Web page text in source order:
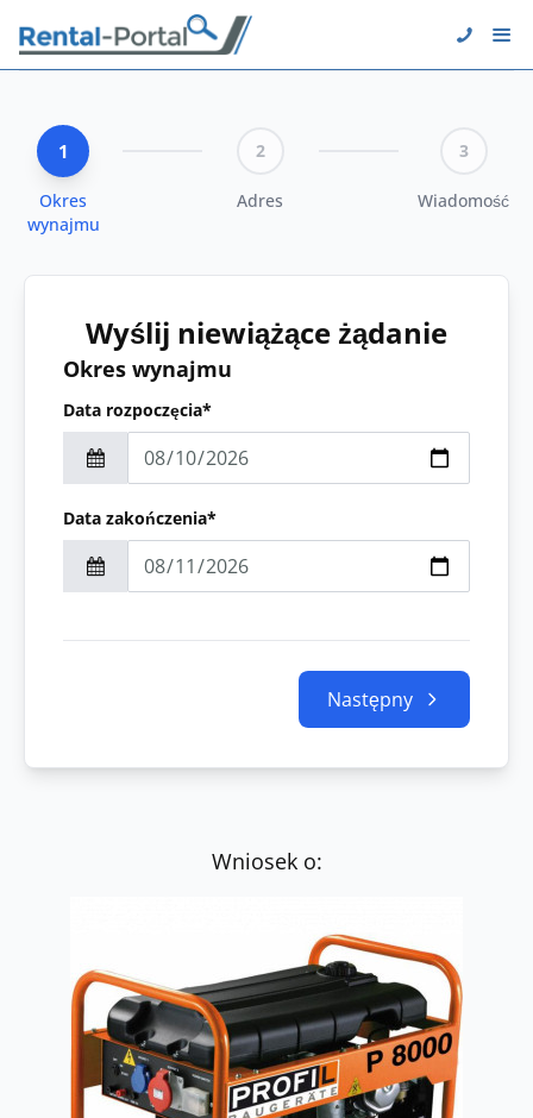
1
Okres
wynajmu
2
Adres
3
Wiadomość
Wyślij niewiążące żądanie
Okres wynajmu
Data rozpoczęcia*
Data zakończenia*
Następny
Wniosek o: